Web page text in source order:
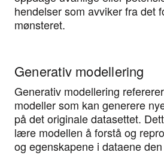
hendelser som avviker fra det
mønsteret.
Generativ modellering
Generativ modellering
modeller som kan generere
på det originale datasettet.
lære modellen å forstå og
og egenskapene i dataene